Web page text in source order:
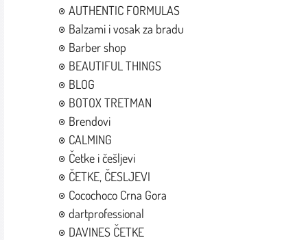
AUTHENTIC FORMULAS
Balzami i vosak za bradu
Barber shop
BEAUTIFUL THINGS
BLOG
BOTOX TRETMAN
Brendovi
CALMING
Četke i češljevi
ČETKE, ČESLJEVI
Cocochoco Crna Gora
dartprofessional
DAVINES ČETKE